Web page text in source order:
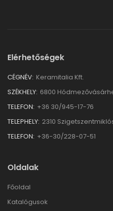
Elérhetőségek
CÉGNÉV: Keramitalia Kft.
SZÉKHELY: 6800
TELEFON: +36 30/945-17-76
TELEPHELY: 2310
TELEFON: +36-30/228-07-51
Oldalak
Főoldal
Katalógusok